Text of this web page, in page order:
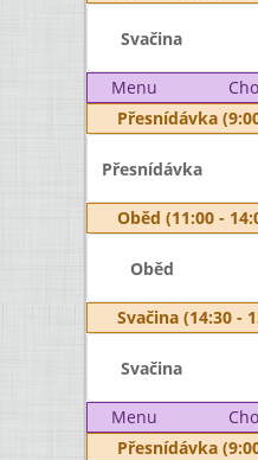
Svačina
Menu
Přesnídávka
Přesnídávka
Oběd (11:00 -
Oběd
Svačina (14:30 -
Svačina
Menu
Přesnídávka